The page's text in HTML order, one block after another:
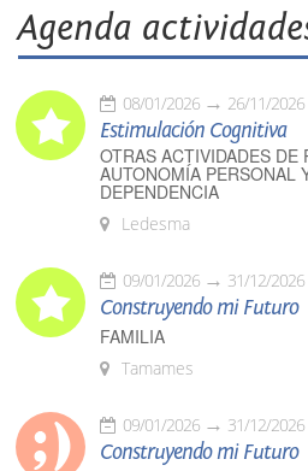
Agenda
08/01/2026 26/11/2026
Estimulación Cognitiva
OTRAS ACTIVIDADES DE
AUTONOMÍA PERSONAL
DEPENDENCIA
Ledesma
09/01/2026 31/12/2026
Construyendo mi Futuro
FAMILIA
Tamames
09/01/2026 31/12/2026
Construyendo mi Futuro